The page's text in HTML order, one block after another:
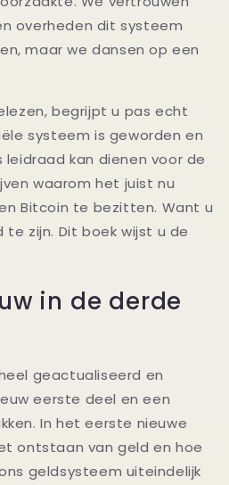
overheden dit systeem
maar we dansen op een
begrijpt u pas echt
systeem is geworden en
kan dienen voor de
waarom het juist nu
Bitcoin te bezitten. Want u
zijn. Dit boek wijst u de
in de derde
geactualiseerd en
eerste deel en een
In het eerste nieuwe
ontstaan van geld en hoe
geldsysteem uiteindelijk